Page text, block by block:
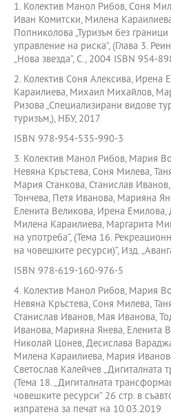
1. Колектив Манол Рибов, Соня
Иван Комитски, Милена
Попниколова „Туризъм без
управление на риска“, (Глава 3.
„Нова звезда“, С., 2004 ISBN 954-
2. Колектив Соня Алексива, Ирена
Караилиева, Михаил Михайлов,
Ризова „Специализирани видове
туризъм,), НБУ, 2017
ISBN 978-954-535-990-3
3. Колектив Манол Рибов, Мария
Невяна Кръстева, Соня Милева,
Мария Станкова, Станислав
Тончева, Петя Иванова, Марияна
Еленита Великова, Ирена
Милена Караилиева, Маргарита
на употреба“, (Тема 16.
на човешките ресурси)“, Изд.
ISBN 978-619-160-976-5
4. Колектив Манол Рибов, Мария
Невяна Кръстева, Соня Милева,
Станислав Иванов, Мая Иванова,
Иванова, Марияна Янева, Еленита
Николай Цонев, Десислава
Милена Караилиева, Мария
Светослав Калейчев „Дигиталната
(Тема 18. „Дигиталната
човешките ресурси“ 26 стр. в
изпратена за печат на 10.03.2019